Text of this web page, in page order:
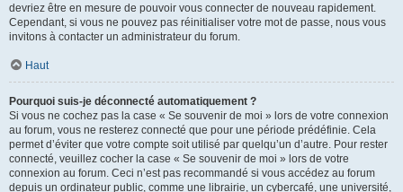
devriez être en mesure de pouvoir vous connecter de nouveau rapidement.
Cependant, si vous ne pouvez pas réinitialiser votre mot de passe, nous vous
invitons à contacter un administrateur du forum.
Haut
Pourquoi suis-je déconnecté automatiquement ?
Si vous ne cochez pas la case « Se souvenir de moi » lors de votre connexion
au forum, vous ne resterez connecté que pour une période prédéfinie. Cela
permet d’éviter que votre compte soit utilisé par quelqu’un d’autre. Pour rester
connecté, veuillez cocher la case « Se souvenir de moi » lors de votre
connexion au forum. Ceci n’est pas recommandé si vous accédez au forum
depuis un ordinateur public, comme une librairie, un cybercafé, une université,